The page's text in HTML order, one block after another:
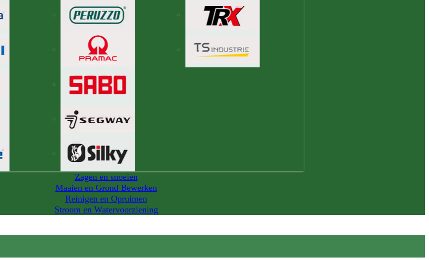
Zagen en snoeien
Maaien en Grond Bewerken
Reinigen en Opruimen
Stroom en Watervoorziening